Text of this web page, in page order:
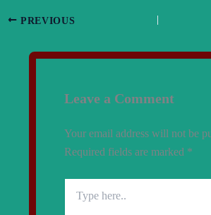
PREVIOUS
Leave a Comment
Your email address will not be
Required fields are marked *
here..